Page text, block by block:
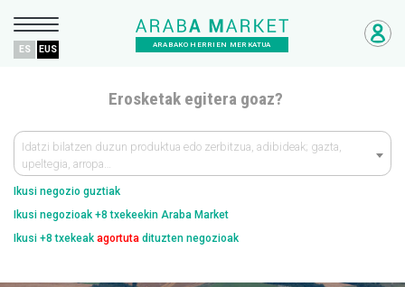
ARABAKO HERRIEN MERKATUA
ES EUS
Erosketak egitera goaz?
Idatzi bilatzen duzun produktua edo zerbitzua, adibideak; gazta,
upeltegia, arropa…
Ikusi negozio guztiak
Ikusi negozioak +8 txekeekin Araba Market
Ikusi +8 txekeak agortuta dituzten negozioak